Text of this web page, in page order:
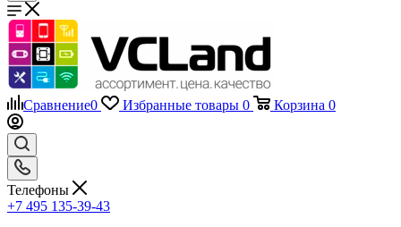
Сравнение0 Избранные товары 0 Корзина 0
Телефоны
+7 495 135-39-43